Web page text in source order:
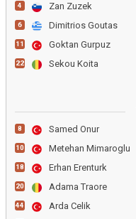
4 Zan Zuzek
6 Dimitrios Goutas
11 Goktan Gurpuz
22 Sekou Koita
8 Samed Onur
10 Metehan Mimaroglu
18 Erhan Erenturk
20 Adama Traore
44 Arda Celik